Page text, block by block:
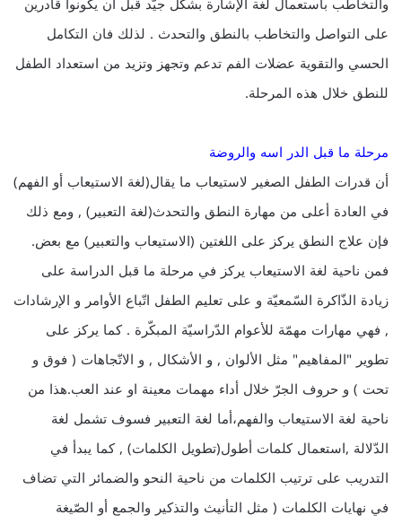
على التواصل والتخاطب بالنطق والتحدث . لذلك فان التكامل
الحسي والتقوية عضلات الفم تدعم وتجهز وتزيد من استعداد الطفل
للنطق خلال هذه المرحلة.
مرحلة ما قبل الدر اسه والروضة
أن قدرات الطفل الصغير لاستيعاب ما يقال(لغة الاستيعاب أو الفهم)
في العادة أعلى من مهارة النطق والتحدث(لغة التعبير) , ومع ذلك
فإن علاج النطق يركز على اللغتين (الاستيعاب والتعبير) مع بعض.
فمن ناحية لغة الاستيعاب يركز في مرحلة ما قبل الدراسة على
زيادة الذّاكرة السّمعيّة و على تعليم الطفل اتّباع الأوامر و الإرشادات
, فهي مهارات مهمّة للأعوام الدّراسيّة المبكّرة . كما يركز على
تطوير "المفاهيم" مثل الألوان , و الأشكال , و الاتّجاهات ( فوق و
تحت ) و حروف الجرّ خلال أداء مهمات معينة او عند العب.هذا من
ناحية لغة الاستيعاب والفهم،أما لغة التعبير فسوف تشمل لغة
الدّلالة ,استعمال كلمات أطول(تطويل الكلمات) , كما يبدأ في
التدريب على ترتيب الكلمات من ناحية النحو والضمائر التي تضاف
في نهايات الكلمات ( مثل التأنيث والتذكير والجمع أو الصّيغة